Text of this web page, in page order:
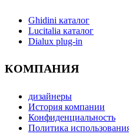
Ghidini каталог
Lucitalia каталог
Dialux plug-in
КОМПАНИЯ
дизайнеры
История компании
Конфиденциальность
Политика